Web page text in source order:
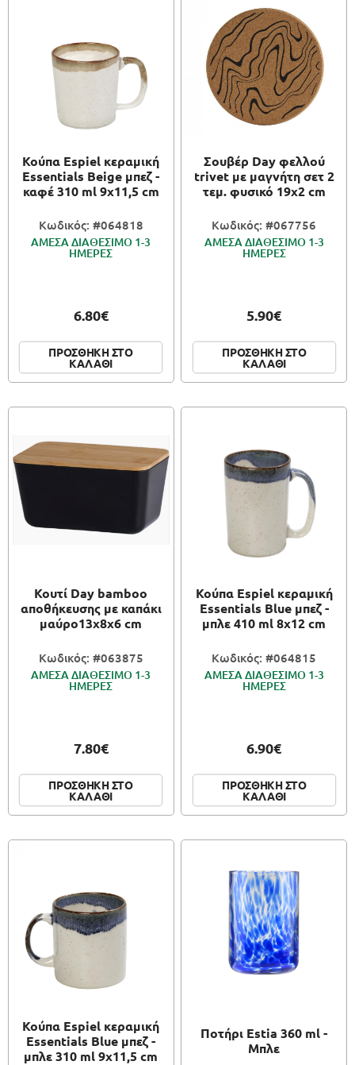
Κούπα Espiel κεραμική
Essentials Beige μπεζ -
καφέ 310 ml 9x11,5 cm
Κωδικός: #064818
ΑΜΕΣΑ ΔΙΑΘΕΣΙΜΟ 1-3
ΗΜΕΡΕΣ
6.80€
ΠΡΟΣΘΗΚΗ ΣΤΟ
ΚΑΛΑΘΙ
Σουβέρ Day φελλού
trivet με μαγνήτη σετ 2
τεμ. φυσικό 19χ2 cm
Κωδικός: #067756
ΑΜΕΣΑ ΔΙΑΘΕΣΙΜΟ 1-3
ΗΜΕΡΕΣ
5.90€
ΠΡΟΣΘΗΚΗ ΣΤΟ
ΚΑΛΑΘΙ
Κουτί Day bamboo
αποθήκευσης με καπάκι
μαύρο13x8x6 cm
Κωδικός: #063875
ΑΜΕΣΑ ΔΙΑΘΕΣΙΜΟ 1-3
ΗΜΕΡΕΣ
7.80€
ΠΡΟΣΘΗΚΗ ΣΤΟ
ΚΑΛΑΘΙ
Κούπα Espiel κεραμική
Essentials Blue μπεζ -
μπλε 410 ml 8x12 cm
Κωδικός: #064815
ΑΜΕΣΑ ΔΙΑΘΕΣΙΜΟ 1-3
ΗΜΕΡΕΣ
6.90€
ΠΡΟΣΘΗΚΗ ΣΤΟ
ΚΑΛΑΘΙ
Κούπα Espiel κεραμική
Essentials Blue μπεζ -
μπλε 310 ml 9x11,5 cm
Ποτήρι Estia 360 ml -
Μπλε